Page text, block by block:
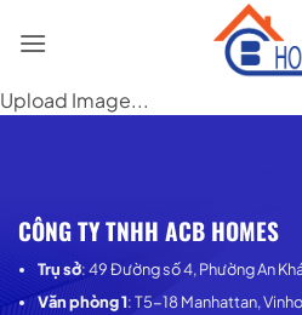
Upload Image...
CÔNG TY TNHH АСВ НОMES
Trụ sở: 49 Đường số 4, Phường An
Văn phòng 1: T5-18 Manhattan,